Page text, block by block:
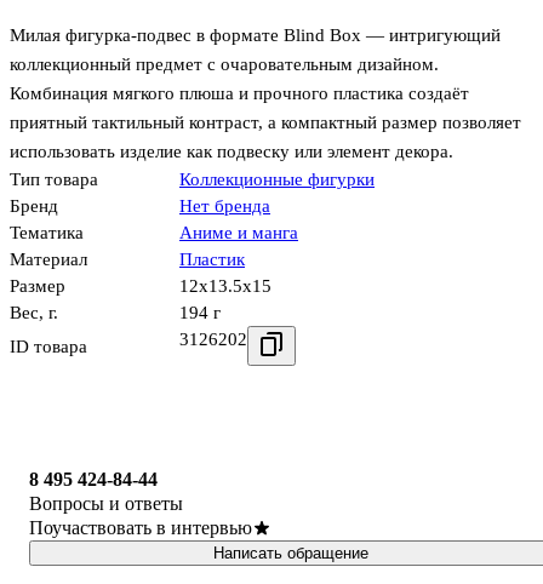
Милая фигурка‑подвес в формате Blind Box — интригующий
коллекционный предмет с очаровательным дизайном.
Комбинация мягкого плюша и прочного пластика создаёт
приятный тактильный контраст, а компактный размер позволяет
использовать изделие как подвеску или элемент декора.
Тип товара
Коллекционные фигурки
Бренд
Нет бренда
Тематика
Аниме и манга
Материал
Пластик
Размер
12x13.5x15
Вес, г.
194 г
ID товара
3126202
8 495 424-84-44
Вопросы и ответы
Поучаствовать в интервью
Написать обращение